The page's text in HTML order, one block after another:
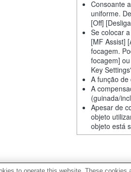
Consoante
uniforme.
[Off]
Se colocar
[MF Assist]
focagem.
focagem]
Key
A função
A
(guinada/
Apesar de
objeto
objeto está